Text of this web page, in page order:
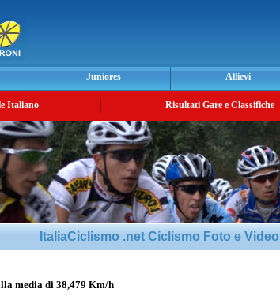
Juniores Allievi
Italiano Risultati Gare e Classifiche
ItaliaCiclismo .net Ciclismo Foto e Video
media di 38,479 Km/h